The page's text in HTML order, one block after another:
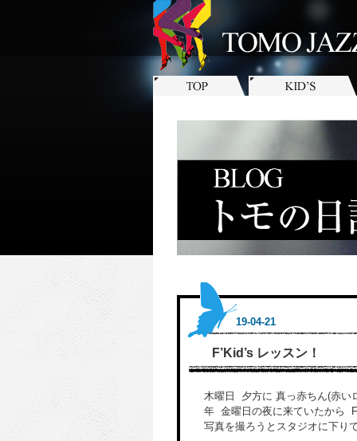
19-04-21
F’Kid’s レッスン！
木曜日 夕方に 真っ赤ちん(赤
年 金曜日の夜に来ていたから
写真を撮ろうとスタジオに下り